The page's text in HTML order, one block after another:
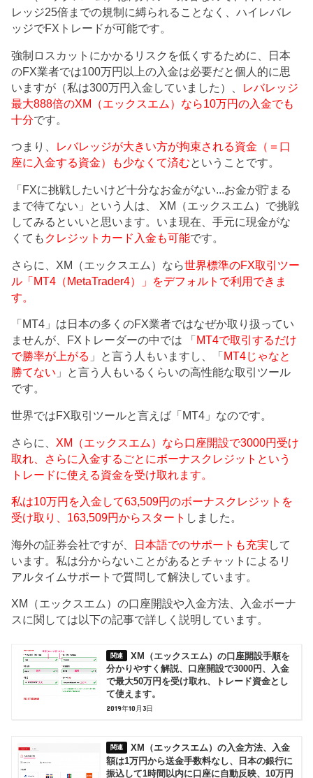
レッジ25倍までの規制に縛られることなく、ハイレバレ
ッジでFXトレードが可能です。
強制ロスカットにかかるリスクを低くするために、日本
のFX業者では100万円以上の入金は必要だと個人的に思
いますが（私は300万円入金していました）、 レバレッジ
最大888倍のXM（エックスエム）なら10万円の入金でも
十分です。
つまり、 レバレッジが大きい方が拘束される資金（＝口
座に入金する資金）も少なくて済むということです。
「FXに挑戦したいけど十分なお金がない...お金が貯まる
まで待てない」という人は、 XM（エックスエム）で挑戦
してみるといいと思います。いま現在、手元に現金がな
くても クレジットカード入金も可能です。
さらに、XM（エックスエム）なら世界標準のFX取引ツー
ル「MT4（MetaTrader4）」をデフォルトで利用できま
す。
「MT4」は日本の多くのFX業者ではなぜか取り扱ってい
ませんが、FXトレーダーの中では 「 MT4で取引するだけ
で勝率が上がる 」と言う人もいますし、「 MT4じゃなと
勝てない 」と言う人もいるくらいの高性能な取引ツール
です。
世界ではFX取引ツールと言えば「MT4」なのです。
さらに、 XM（エックスエム）なら口座開設で3000円受け
取れ、さらに入金するごとにボーナスクレジットという
トレードに使える資金を受け取れます。
私は10万円を入金して63,509円のボーナスクレジットを
受け取り、163,509円からスタート しました。
海外の証券会社ですが、 日本語でのサポートも充実 して
います。私は分からないことがあるとチャットによるリ
アルタイムサポートで質問して解決しています。
XM（エックスエム）の口座開設や入金方法、入金ボーナ
スに関しては以下の記事で詳しく説明しています。
XM（エックスエム）の口座開設手順を
分かりやすく解説、口座開設で3000円、入金
で最大50万円を受け取れ、トレード資金とし
て使えます。
2019年10月3日
XM（エックスエム）の入金方法、入金
額は1万円から送金手数料なし、日本の銀行に
振込して1時間以内に口座に自動反映、10万円